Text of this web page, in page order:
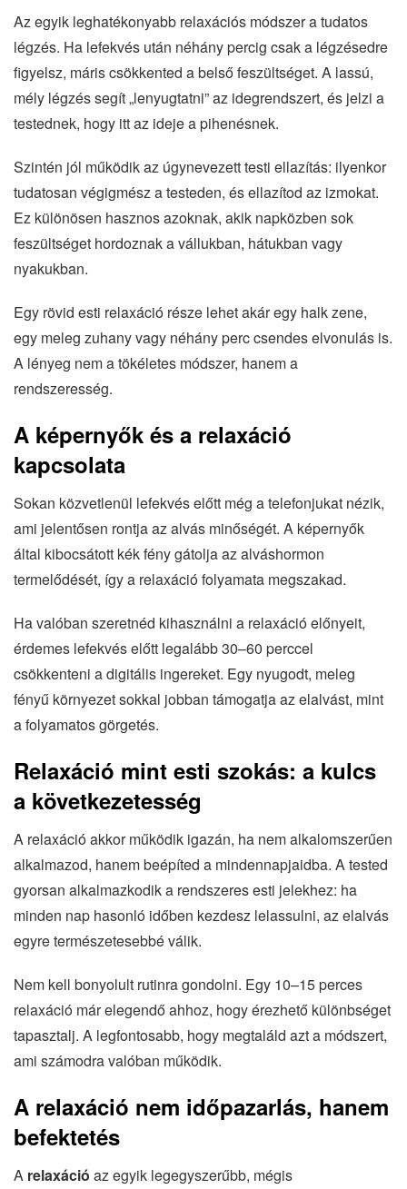
Az egyik leghatékonyabb relaxációs módszer a tudatos
légzés. Ha lefekvés után néhány percig csak a légzésedre
figyelsz, máris csökkented a belső feszültséget. A lassú,
mély légzés segít „lenyugtatni” az idegrendszert, és jelzi a
testednek, hogy itt az ideje a pihenésnek.
Szintén jól működik az úgynevezett testi ellazítás: ilyenkor
tudatosan végigmész a testeden, és ellazítod az izmokat.
Ez különösen hasznos azoknak, akik napközben sok
feszültséget hordoznak a vállukban, hátukban vagy
nyakukban.
Egy rövid esti relaxáció része lehet akár egy halk zene,
egy meleg zuhany vagy néhány perc csendes elvonulás is.
A lényeg nem a tökéletes módszer, hanem a
rendszeresség.
A képernyők és a relaxáció
kapcsolata
Sokan közvetlenül lefekvés előtt még a telefonjukat nézik,
ami jelentősen rontja az alvás minőségét. A képernyők
által kibocsátott kék fény gátolja az alváshormon
termelődését, így a relaxáció folyamata megszakad.
Ha valóban szeretnéd kihasználni a relaxáció előnyeit,
érdemes lefekvés előtt legalább 30–60 perccel
csökkenteni a digitális ingereket. Egy nyugodt, meleg
fényű környezet sokkal jobban támogatja az elalvást, mint
a folyamatos görgetés.
Relaxáció mint esti szokás: a kulcs
a következetesség
A relaxáció akkor működik igazán, ha nem alkalomszerűen
alkalmazod, hanem beépíted a mindennapjaidba. A tested
gyorsan alkalmazkodik a rendszeres esti jelekhez: ha
minden nap hasonló időben kezdesz lelassulni, az elalvás
egyre természetesebbé válik.
Nem kell bonyolult rutinra gondolni. Egy 10–15 perces
relaxáció már elegendő ahhoz, hogy érezhető különbséget
tapasztalj. A legfontosabb, hogy megtaláld azt a módszert,
ami számodra valóban működik.
A relaxáció nem időpazarlás, hanem
befektetés
A relaxáció az egyik legegyszerűbb, mégis